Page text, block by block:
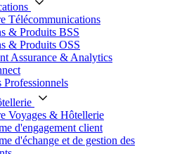
Télécommunications
& Produits BSS
& Produits OSS
Assurance & Analytics
Professionnels
Voyages & Hôtellerie
d'engagement client
d'échange et de gestion des